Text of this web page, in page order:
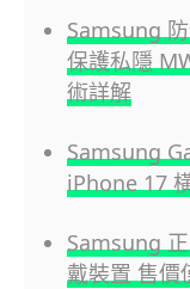
Samsung
保護私隱
術詳解
Samsung
iPhone 17
Samsung
戴裝置 售